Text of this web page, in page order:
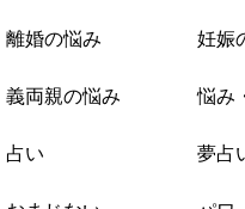
離婚の悩み 妊娠
義両親の悩み 悩み
占い 夢占